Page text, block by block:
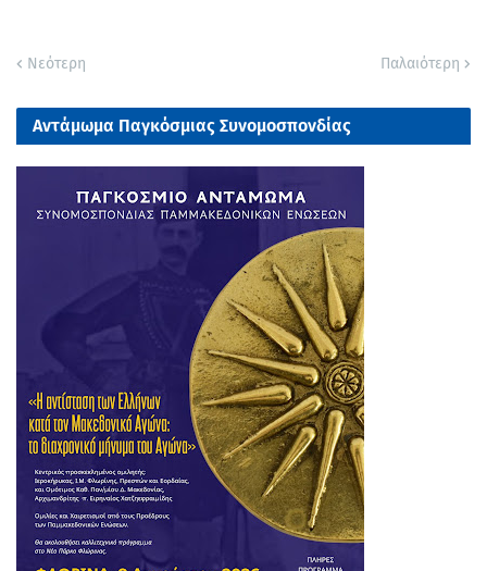
Νεότερη Παλαιότερη
Αντάμωμα Παγκόσμιας Συνομοσπονδίας
Παμμακεδονικών Ενώσεων